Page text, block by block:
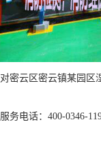
云区密云镇某园区
电话：400-0346-